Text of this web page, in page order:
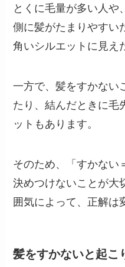
とくに毛量が多い人や
側に髪がたまりやすい
角いシルエットに見え
一方で、髪をすかない
たり、結んだときに毛
ットもあります。
そのため、「すかない
決めつけないことが大
囲気によって、正解は
髪をすかないと起こ